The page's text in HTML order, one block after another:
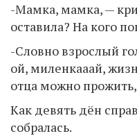
-Мамка, мамка, —
оставила? На кого
-Словно взрослый
ой, миленкааай,
отца можно
Как девять дён
собралась.